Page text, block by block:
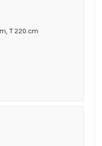
T 220.cm